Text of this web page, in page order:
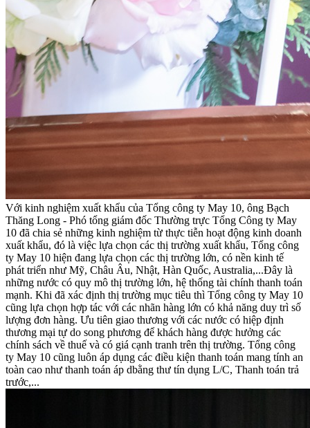
Với kinh nghiệm xuất khẩu của Tổng công ty May 10, ông Bạch
Thăng Long - Phó tổng giám đốc Thường trực Tổng Công ty May
10 đã chia sẻ những kinh nghiệm từ thực tiễn hoạt động kinh doanh
xuất khẩu, đó là việc lựa chọn các thị trường xuất khẩu, Tổng công
ty May 10 hiện đang lựa chọn các thị trường lớn, có nền kinh tế
phát triển như Mỹ, Châu Âu, Nhật, Hàn Quốc, Australia,...Đây là
những nước có quy mô thị trường lớn, hệ thống tài chính thanh toán
mạnh. Khi đã xác định thị trường mục tiêu thì Tổng công ty May 10
cũng lựa chọn hợp tác với các nhãn hàng lớn có khả năng duy trì số
lượng đơn hàng. Ưu tiên giao thương với các nước có hiệp định
thương mại tự do song phương để khách hàng được hưởng các
chính sách về thuế và có giá cạnh tranh trên thị trường. Tổng công
ty May 10 cũng luôn áp dụng các điều kiện thanh toán mang tính an
toàn cao như thanh toán áp dbằng thư tín dụng L/C, Thanh toán trả
trước,...